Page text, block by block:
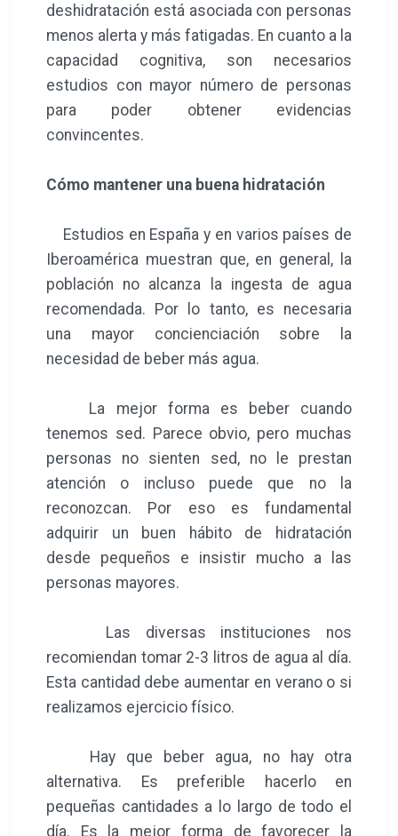
deshidratación está asociada con personas
menos alerta y más fatigadas. En cuanto a la
capacidad cognitiva, son necesarios
estudios con mayor número de personas
para poder obtener evidencias
convincentes.
Cómo mantener una buena hidratación
Estudios en España y en varios países de
Iberoamérica muestran que, en general, la
población no alcanza la ingesta de agua
recomendada. Por lo tanto, es necesaria
una mayor concienciación sobre la
necesidad de beber más agua.
La mejor forma es beber cuando
tenemos sed. Parece obvio, pero muchas
personas no sienten sed, no le prestan
atención o incluso puede que no la
reconozcan. Por eso es fundamental
adquirir un buen hábito de hidratación
desde pequeños e insistir mucho a las
personas mayores.
Las diversas instituciones nos
recomiendan tomar 2-3 litros de agua al día.
Esta cantidad debe aumentar en verano o si
realizamos ejercicio físico.
Hay que beber agua, no hay otra
alternativa. Es preferible hacerlo en
pequeñas cantidades a lo largo de todo el
día. Es la mejor forma de favorecer la